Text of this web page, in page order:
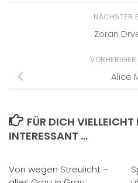
NÄCHSTER
Zoran
Alice
FÜR DICH VIELLEICHT
INTERESSANT …
Von wegen Streulicht –